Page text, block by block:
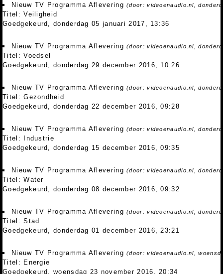
Nieuw TV Programma Aflevering(door: videoenaudio.nl,
Titel: Veiligheid
Goedgekeurd, donderdag 05 januari 2017, 13:36
Nieuw TV Programma Aflevering(door: videoenaudio.nl,
Titel: Voedsel
Goedgekeurd, donderdag 29 december 2016, 10:26
Nieuw TV Programma Aflevering(door: videoenaudio.nl,
Titel: Gezondheid
Goedgekeurd, donderdag 22 december 2016, 09:28
Nieuw TV Programma Aflevering(door: videoenaudio.nl,
Titel: Industrie
Goedgekeurd, donderdag 15 december 2016, 09:35
Nieuw TV Programma Aflevering(door: videoenaudio.nl,
Titel: Water
Goedgekeurd, donderdag 08 december 2016, 09:32
Nieuw TV Programma Aflevering(door: videoenaudio.nl,
Titel: Stad
Goedgekeurd, donderdag 01 december 2016, 23:21
Nieuw TV Programma Aflevering(door: videoenaudio.nl,
Titel: Energie
Goedgekeurd, woensdag 23 november 2016, 20:34